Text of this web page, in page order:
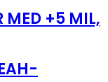
MED +5 MIL,